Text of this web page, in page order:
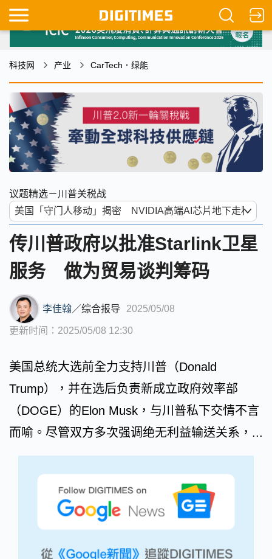
科技网 产业 CarTech．绿能
议题精选－川普关税战
传川普政府以批准Starlink卫星
服务 做为贸易谈判筹码
李佳翰／综合报导 2025/05/08
更新时间：2025/05/08 12:30
美国总统大选前全力支持川普（Donald
Trump），并在选后负责新成立政府效率部
（DOGE）的Elon Musk，与川普私下交情不言
而喻。尽管双方多次强调绝无利益输送关系，...